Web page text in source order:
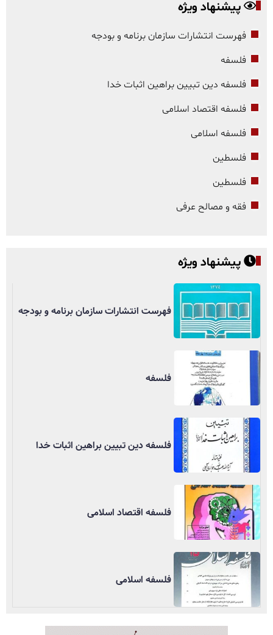
پیشنهاد ویژه
فهرست انتشارات سازمان برنامه و بودجه
فلسفه
فلسفه دین تبیین براهین اثبات خدا
فلسفه اقتصاد اسلامی
فلسفه اسلامی
فلسطین
فلسطین
فقه و مصالح عرفی
پیشنهاد ویژه
فهرست انتشارات سازمان برنامه و بودجه
فلسفه
فلسفه دین تبیین براهین اثبات خدا
فلسفه اقتصاد اسلامی
فلسفه اسلامی